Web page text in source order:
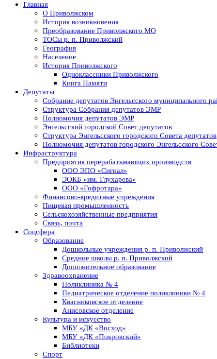
Главная
О Приволжском
История возникновения
Преобразование Приволжского МО
ТОСы р. п. Приволжский
География
Население
История Приволжского
Одноклассники Приволжского
Книга Памяти
Депутаты
Собрание депутатов Энгельсского муниципального
Структура Собрания депутатов ЭМР
Полномочия депутатов ЭМР
Энгельсский городской Совет депутатов
Структура Энгельсского городского Совета депутатов
Полномочия депутатов городского Энгельсского
Инфраструктура
Предприятия перерабатывающих производств
ООО ЭПО «Сигнал»
ЭОКБ «им. Глухарева»
ООО «Гофротара»
Финансово-кредитные учреждения
Пищевая промышленность
Сельскохозяйственные предприятия
Связь, почта
Соцсфера
Образование
Дошкольные учреждения р. п. Приволжский
Средние школы р. п. Приволжский
Дополнительное образование
Здравоохранение
Поликлиника № 4
Педиатрическое отделение поликлиники № 4
Квасниковское отделение
Анисовское отделение
Культура и искусство
МБУ «ДК «Восход»
МБУ «ДК «Покровский»
Библиотеки
Спорт